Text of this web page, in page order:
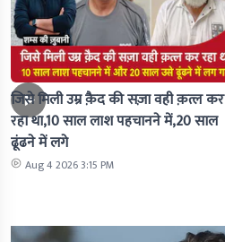
जिसे मिली उम्र क़ैद की सज़ा वही क़त्ल कर
रहा था,10 साल लाश पहचानने में,20 साल
ढूंढने में लगे
Aug 4 2026 3:15 PM